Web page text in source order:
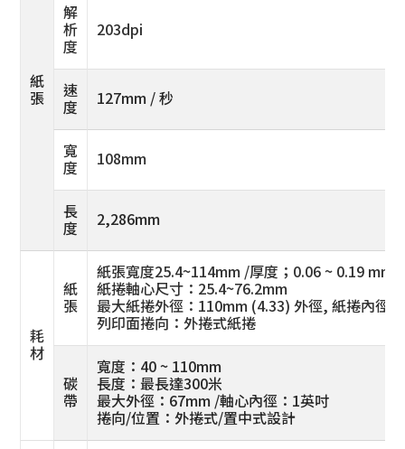
紙
張
解
析
度
203dpi
速
度 127mm / 秒
寬
度 108mm
長
度 2,286mm
耗
材
紙
張
紙張寬度25.4~114mm /厚度；0.06 ~ 0.19 mm
紙捲軸心尺寸：25.4~76.2mm
最大紙捲外徑：110mm (4.33) 外徑, 紙捲內徑
列印面捲向：外捲式紙捲
碳
帶
寬度：40 ~ 110mm
長度：最長達300米
最大外徑：67mm /軸心內徑：1英吋
捲向/位置：外捲式/置中式設計